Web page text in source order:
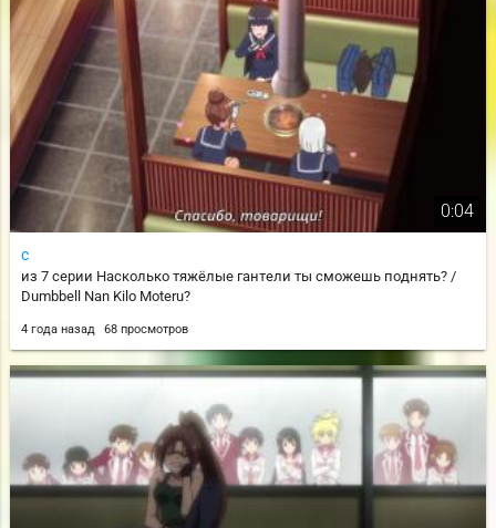
0:04
c
из 7 серии Насколько тяжёлые гантели ты сможешь поднять? /
Dumbbell Nan Kilo Moteru?
4 года назад 68 просмотров